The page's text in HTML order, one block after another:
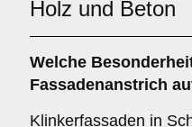
Holz und Beton
Welche
Fassadenanstrich
Klinkerfassaden in